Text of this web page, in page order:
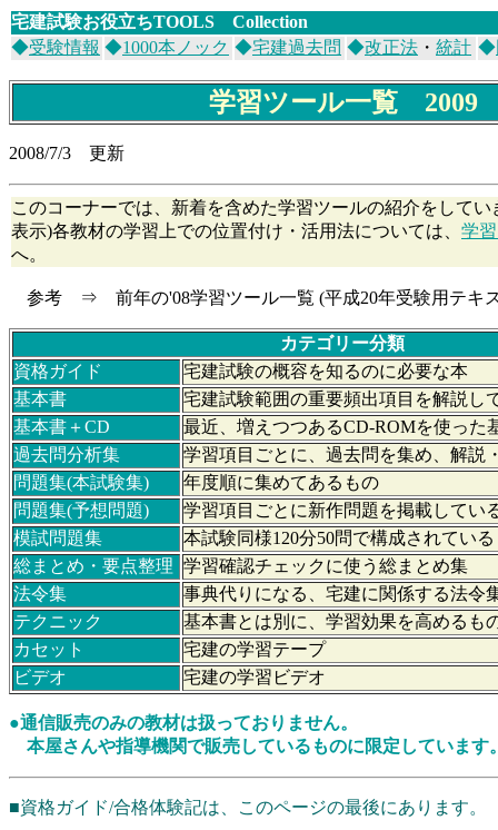
宅建試験お役立ちTOOLS Collection
◆受験情報 ◆1000本ノック ◆宅建過去問 ◆改正法 ・ 統計 ◆
学習ツール一覧 2009
2008/7/3 更新
このコーナーでは、新着を含めた学習ツールの紹介をしてい
表示)各教材の学習上での位置付け・活用法については、 学
へ。
参考 ⇒ 前年の'08学習ツール一覧 (平成20年受験用テキ
カテゴリー分類
資格ガイド
宅建試験の概容を知るのに必要な本
基本書
宅建試験範囲の重要頻出項目を解説し
基本書＋CD
最近、増えつつあるCD-ROMを使った
過去問分析集
学習項目ごとに、過去問を集め、解説
問題集(本試験集)
年度順に集めてあるもの
問題集(予想問題)
学習項目ごとに新作問題を掲載してい
模試問題集
本試験同様120分50問で構成されてい
総まとめ・要点整理 学習確認チェックに使う総まとめ集
法令集
事典代りになる、宅建に関係する法令
テクニック
基本書とは別に、学習効果を高めるも
カセット
宅建の学習テープ
ビデオ
宅建の学習ビデオ
●通信販売のみの教材は扱っておりません。
本屋さんや指導機関で販売しているものに限定しています
■資格ガイド/合格体験記は、このページの最後にあります。